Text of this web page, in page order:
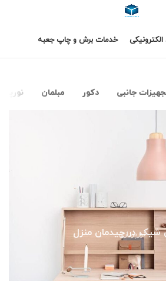
الکترونیکی خدمات برش و چاپ جعبه
جانبی دکور مبلمان
نورپردازی
شیک در چیدمان منزل